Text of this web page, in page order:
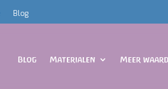
Blog
Blog Materialen Meer